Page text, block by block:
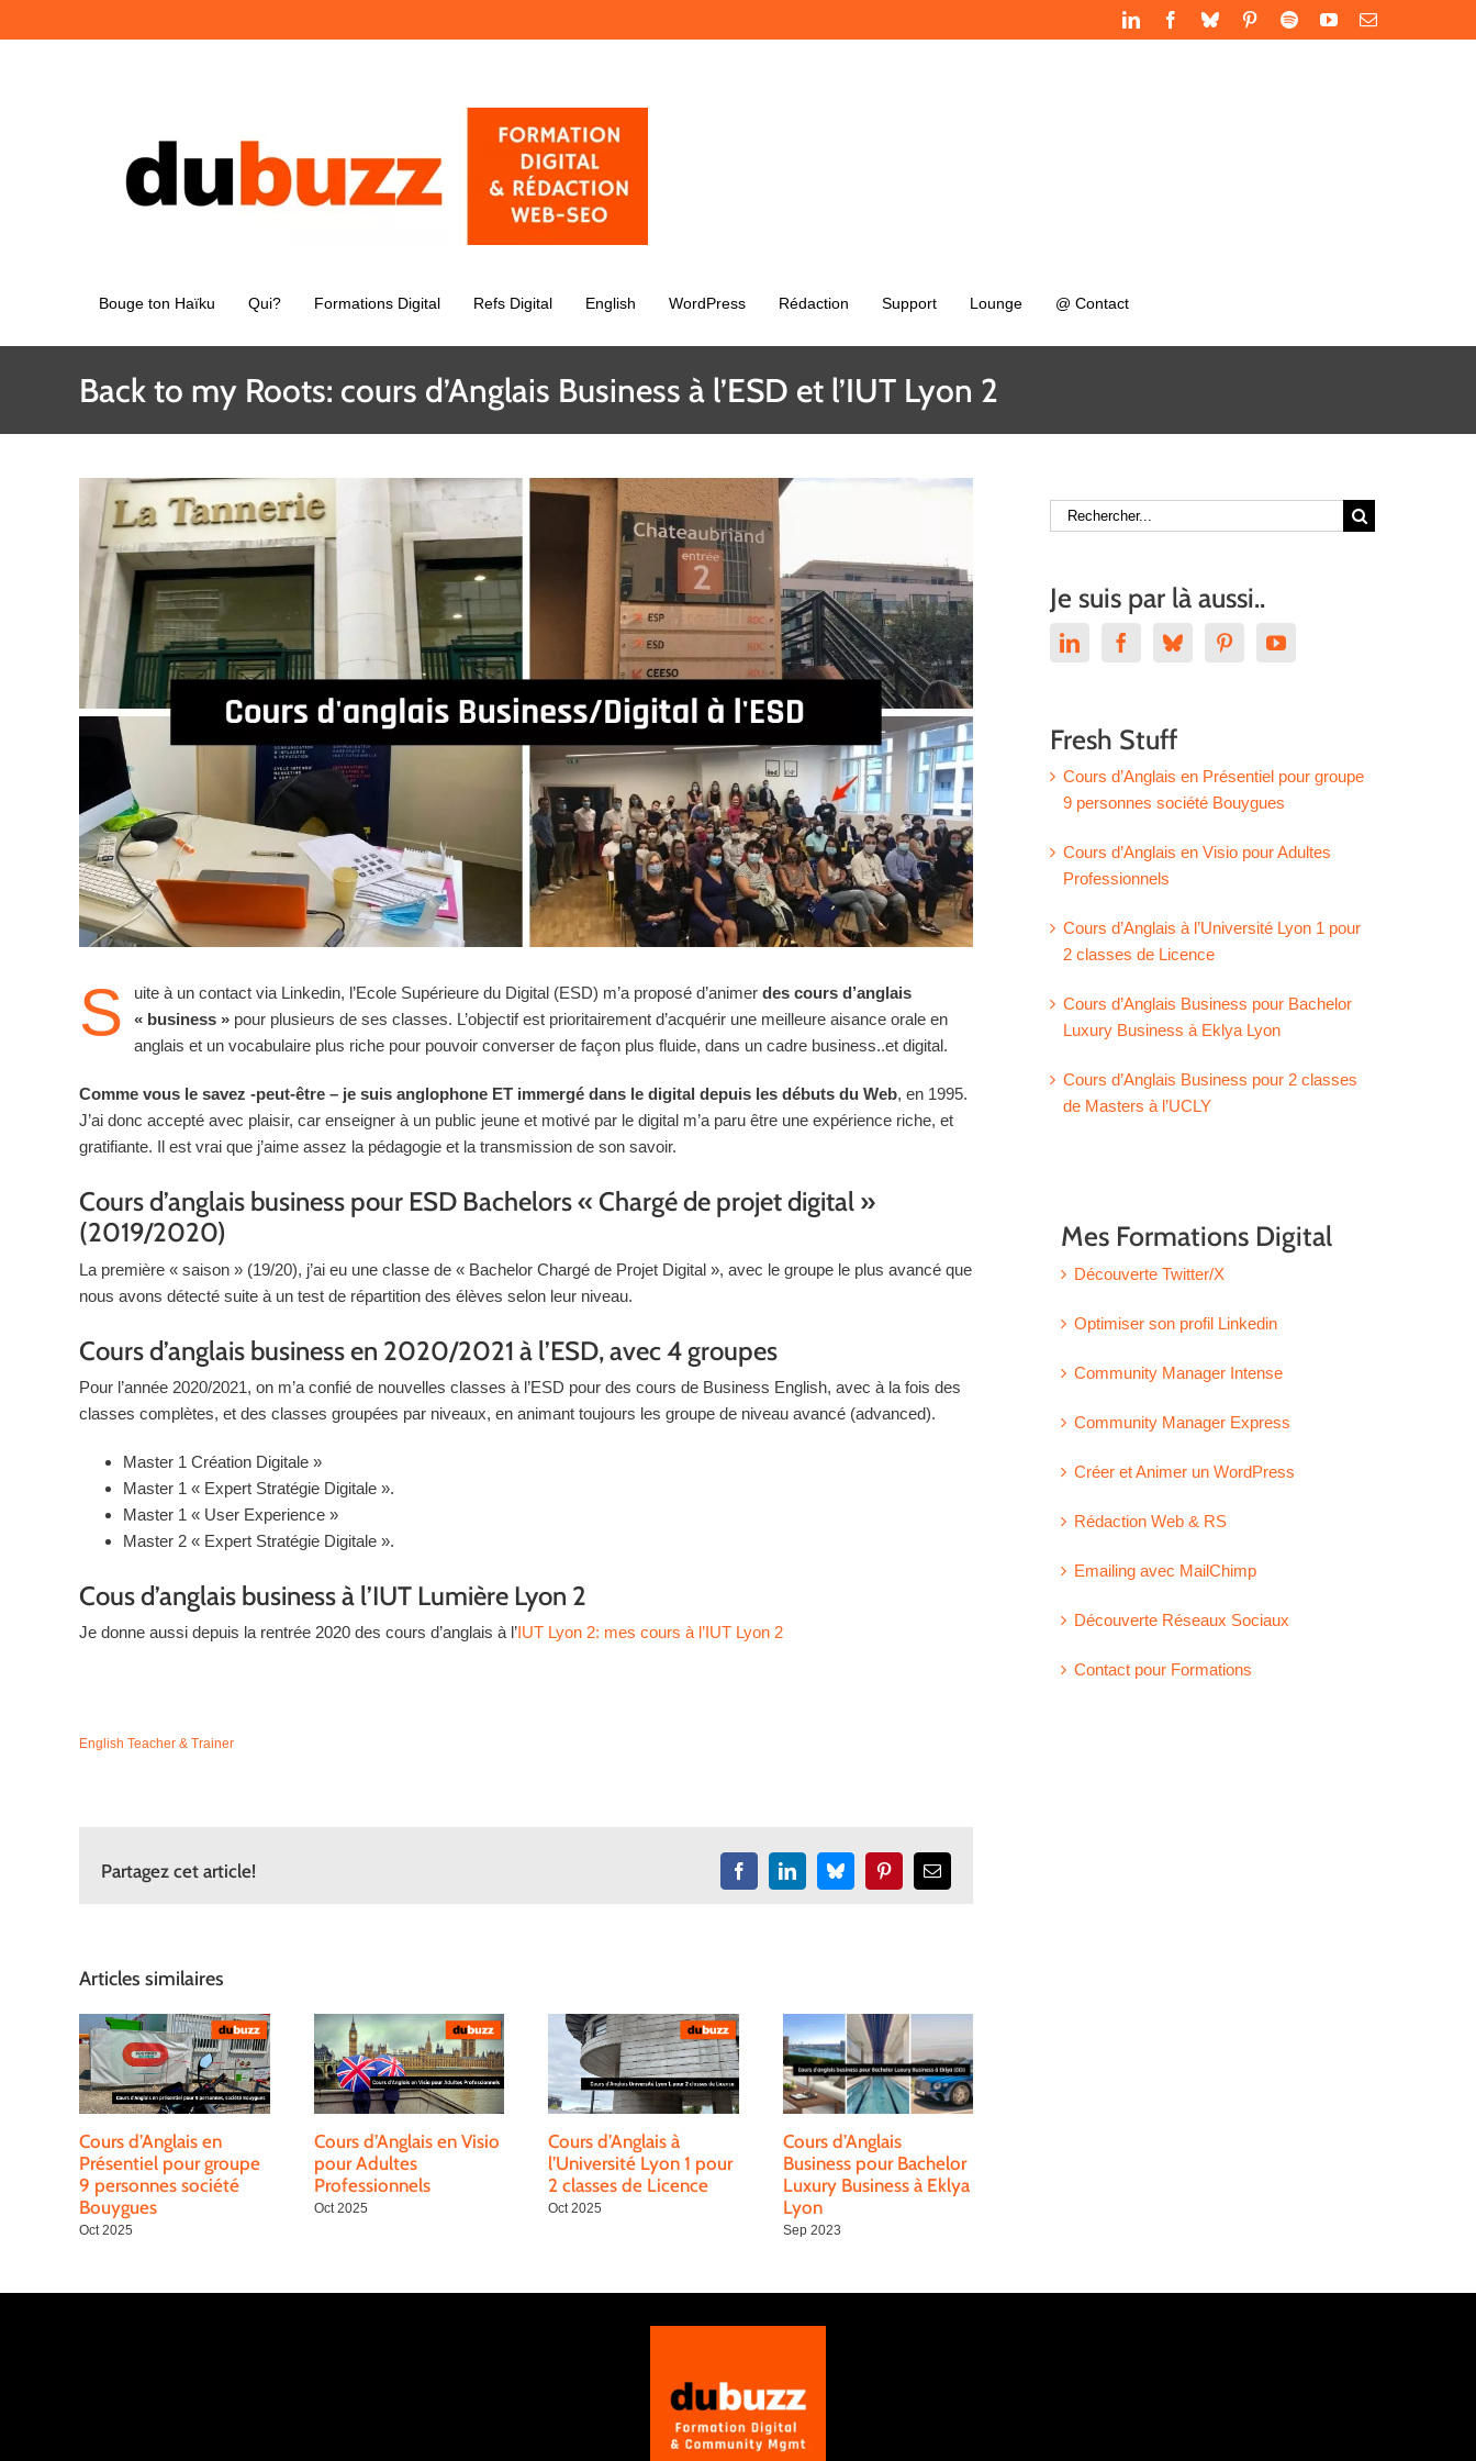
au
LinkedInFacebook
BlueskyPinterestSpotifyYouTubeEmail
Bouge ton Haïku Qui? Formations Digital Refs Digital English WordPress Rédaction Support Lounge @ Contact
Back to my Roots: cours d’Anglais Business à l’ESD et l’IUT Lyon 2
S uite à un contact via Linkedin, l’Ecole Supérieure du Digital (ESD) m’a proposé d’animer des cours d’anglais
« business »pour plusieurs de ses classes. L’objectif est prioritairement d’acquérir une meilleure aisance orale en
anglais et un vocabulaire plus riche pour pouvoir converser de façon plus fluide, dans un cadre business..et digital.
Comme vous le savez -peut-être – je suis anglophone ET immergé dans le digital depuis les débuts du Web, en 1995.
J’ai donc accepté avec plaisir, car enseigner à un public jeune et motivé par le digital m’a paru être une expérience riche, et
gratifiante. Il est vrai que j’aime assez la pédagogie et la transmission de son savoir.
Cours d’anglais business pour ESD Bachelors « Chargé de projet digital »
(2019/2020)
La première « saison » (19/20), j’ai eu une classe de « Bachelor Chargé de Projet Digital », avec le groupe le plus avancé que
nous avons détecté suite à un test de répartition des élèves selon leur niveau.
Cours d’anglais business en 2020/2021 à l’ESD, avec 4 groupes
Pour l’année 2020/2021, on m’a confié de nouvelles classes à l’ESD pour des cours de Business English, avec à la fois des
classes complètes, et des classes groupées par niveaux, en animant toujours les groupe de niveau avancé (advanced).
Master 1 Création Digitale »
Master 1 « Expert Stratégie Digitale ».
Master 1 « User Experience »
Master 2 « Expert Stratégie Digitale ».
Cous d’anglais business à l’IUT Lumière Lyon 2
Je donne aussi depuis la rentrée 2020 des cours d’anglais à l’IUT Lyon 2: mes cours à l’IUT Lyon 2
English Teacher & Trainer
Partagez cet article! FacebookLinkedInBlueskyPinterestEmail
Articles similaires
Cours d’Anglais en
Présentiel pour groupe
9 personnes société
Bouygues
Oct 2025
Cours d’Anglais en Visio
pour Adultes
Professionnels
Oct 2025
Cours d’Anglais à
l’Université Lyon 1 pour
2 classes de Licence
Oct 2025
Cours d’Anglais
Business pour Bachelor
Luxury Business à Eklya
Lyon
Sep 2023
Rechercher:
Je suis par là aussi..
Fresh Stuff
Cours d’Anglais en Présentiel pour groupe
9 personnes société Bouygues
Cours d’Anglais en Visio pour Adultes
Professionnels
Cours d’Anglais à l’Université Lyon 1 pour
2 classes de Licence
Cours d’Anglais Business pour Bachelor
Luxury Business à Eklya Lyon
Cours d’Anglais Business pour 2 classes
de Masters à l’UCLY
Mes Formations Digital
Découverte Twitter/X
Optimiser son profil Linkedin
Community Manager Intense
Community Manager Express
Créer et Animer un WordPress
Rédaction Web & RS
Emailing avec MailChimp
Découverte Réseaux Sociaux
Contact pour Formations